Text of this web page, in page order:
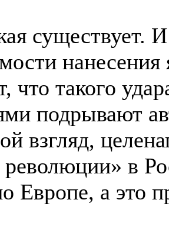
существует. И
что такого
подрывают
взгляд,
революции» в
Европе, а это